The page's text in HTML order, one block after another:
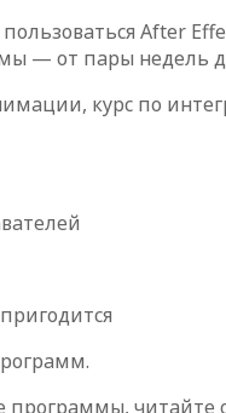
After
— от пары недель
курс по
программы,